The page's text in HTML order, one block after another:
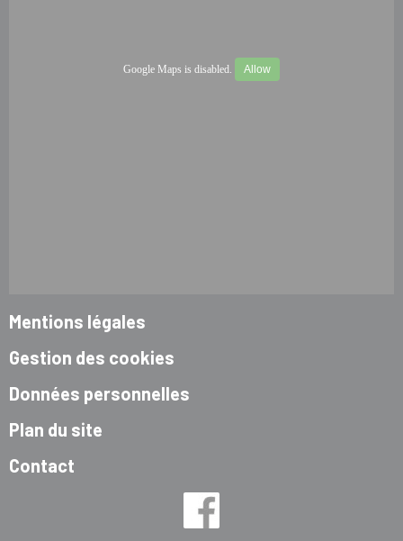
Google Maps is disabled. Allow
Mentions légales
Gestion des cookies
Données personnelles
Plan du site
Contact